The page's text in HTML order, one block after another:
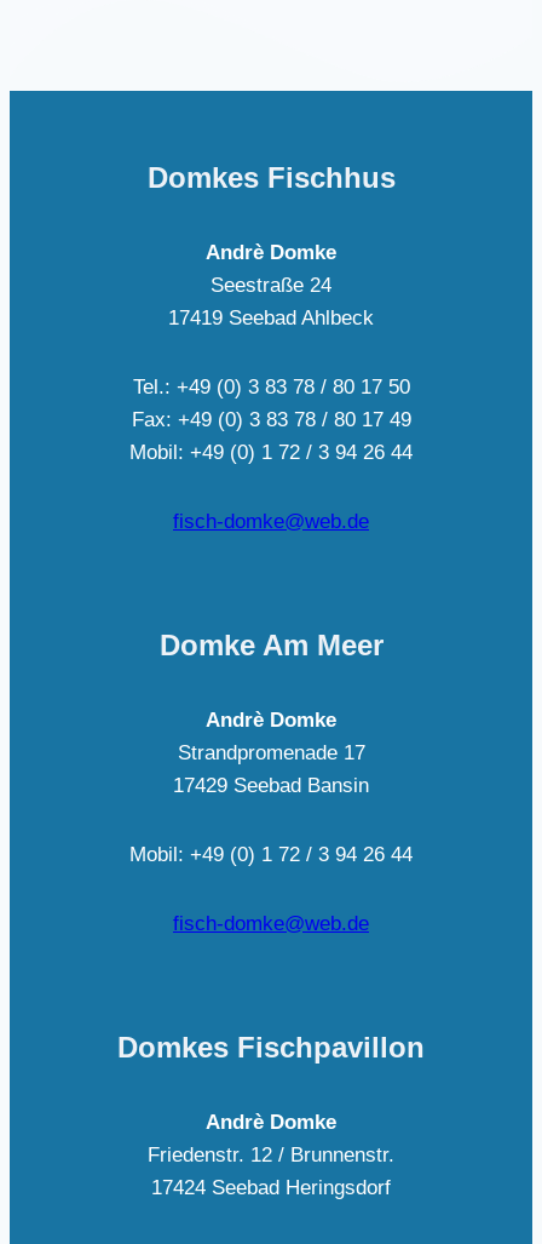
Domkes Fischhus
Andrè Domke
Seestraße 24
17419 Seebad Ahlbeck
Tel.: +49 (0) 3 83 78 / 80 17 50
Fax: +49 (0) 3 83 78 / 80 17 49
Mobil: +49 (0) 1 72 / 3 94 26 44
fisch-domke@web.de
Domke Am Meer
Andrè Domke
Strandpromenade 17
17429 Seebad Bansin
Mobil: +49 (0) 1 72 / 3 94 26 44
fisch-domke@web.de
Domkes Fischpavillon
Andrè Domke
Friedenstr. 12 / Brunnenstr.
17424 Seebad Heringsdorf